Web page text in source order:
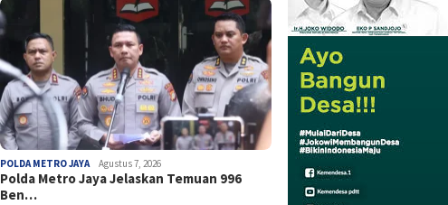
POLDA METRO JAYA Agustus 7, 2026
Polda Metro Jaya Jelaskan Temuan 996
Ben…